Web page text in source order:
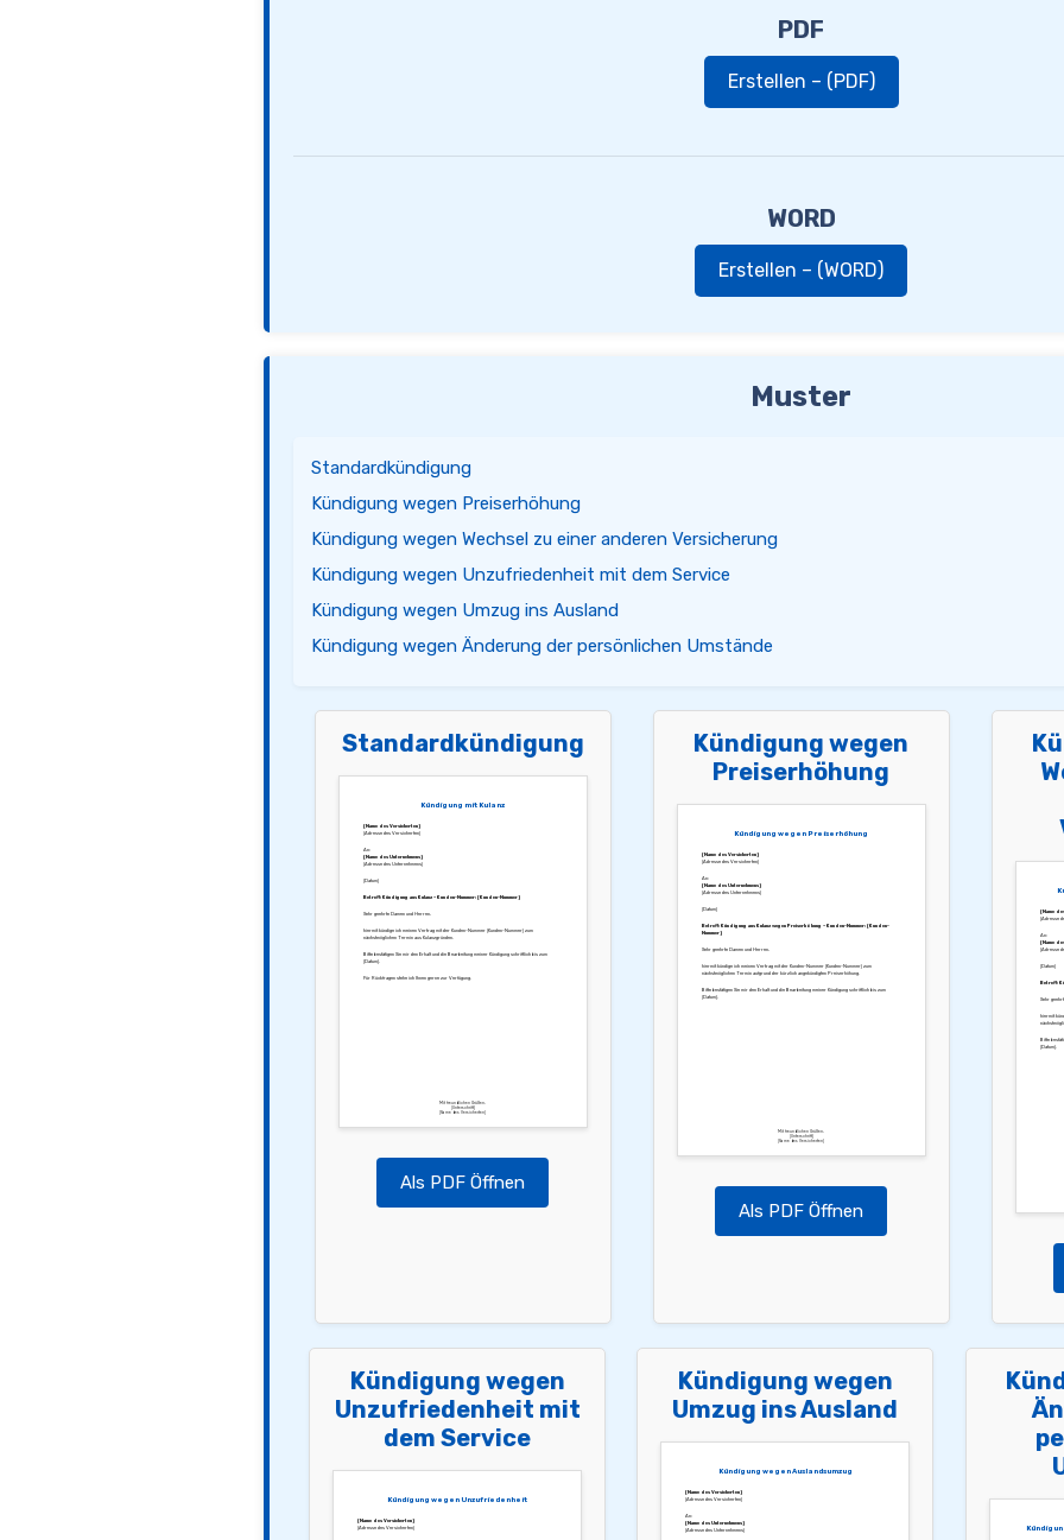
PDF
Erstellen – (PDF)
WORD
Erstellen – (WORD)
Muster
Standardkündigung
Kündigung wegen Preiserhöhung
Kündigung wegen Wechsel zu einer anderen Versicherung
Kündigung wegen Unzufriedenheit mit dem Service
Kündigung wegen Umzug ins Ausland
Kündigung wegen Änderung der persönlichen Umstände
Standardkündigung
Kündigung mit Kulanz
[Name des Versicherten]
[Adresse des Versicherten]
An:
[Name des Unternehmens]
[Adresse des Unternehmens]
[Datum]
Betreff: Kündigung aus Kulanz – Kunden-Nummer: [Kunden-Nummer]
Sehr geehrte Damen und Herren,
hiermit kündige ich meinen Vertrag mit der Kunden-Nummer [Kunden-Nummer] zum
nächstmöglichen Termin aus Kulanzgründen.
Bitte bestätigen Sie mir den Erhalt und die Bearbeitung meiner Kündigung schriftlich bis zum
[Datum].
Für Rückfragen stehe ich Ihnen gerne zur Verfügung.
Mit freundlichen Grüßen,
[Unterschrift]
[Name des Versicherten]
Als PDF Öffnen
Kündigung wegen
Preiserhöhung
Kündigung wegen Preiserhöhung
[Name des Versicherten]
[Adresse des Versicherten]
An:
[Name des Unternehmens]
[Adresse des Unternehmens]
[Datum]
Betreff: Kündigung aus Kulanz wegen Preiserhöhung – Kunden-Nummer: [Kunden-
Nummer]
Sehr geehrte Damen und Herren,
hiermit kündige ich meinen Vertrag mit der Kunden-Nummer [Kunden-Nummer] zum
nächstmöglichen Termin aufgrund der kürzlich angekündigten Preiserhöhung.
Bitte bestätigen Sie mir den Erhalt und die Bearbeitung meiner Kündigung schriftlich bis zum
[Datum].
Mit freundlichen Grüßen,
[Unterschrift]
[Name des Versicherten]
Als PDF Öffnen
[Name
[Adresse
An:
[Name
[Adresse
[Datum]
Betreff:
Sehr
hiermit
Bitte
[Datum].
Kündigung wegen
Unzufriedenheit mit
dem Service
Kündigung wegen Unzufriedenheit
[Name des Versicherten]
[Adresse des Versicherten]
Kündigung wegen
Umzug ins Ausland
Kündigung wegen Auslandsumzug
[Name des Versicherten]
[Adresse des Versicherten]
An:
[Name des Unternehmens]
[Adresse des Unternehmens]